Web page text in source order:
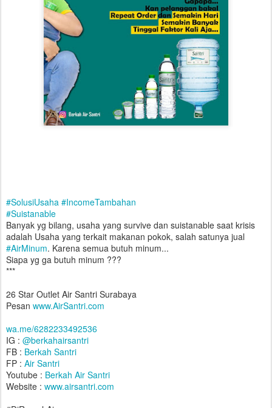
#SolusiUsaha #IncomeTambahan
#Suistanable
Banyak yg bilang, usaha yang survive dan suistanable saat krisis
adalah Usaha yang terkait makanan pokok, salah satunya jual
#AirMinum. Karena semua butuh minum...
Siapa yg ga butuh minum ???
***
26 Star Outlet Air Santri Surabaya
Pesan www.AirSantri.com
wa.me/6282233492536
IG : @berkahairsantri
FB : Berkah Santri
FP : Air Santri
Youtube : Berkah Air Santri
Website : www.airsantri.com